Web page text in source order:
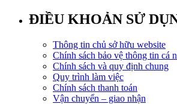
ĐIỀU KHOẢN SỬ
Thông tin chủ sở hữu website
Chính sách bảo vệ thông tin cá
Chính sách và quy định chung
Quy trình làm việc
Chính sách thanh toán
Vận chuyển – giao nhận